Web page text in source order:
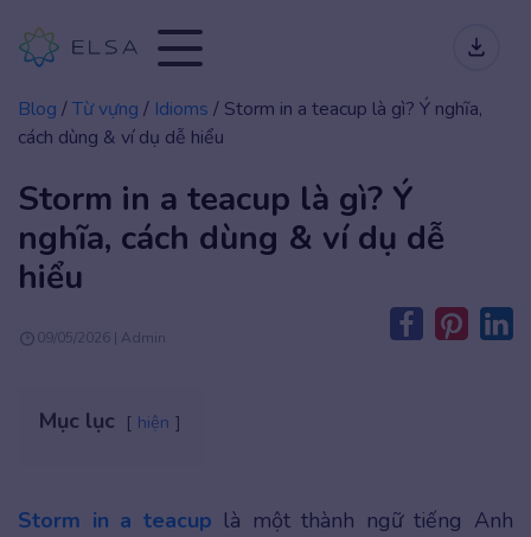
Blog /Từ vựng / Idioms / Storm in a teacup là gì? Ý nghĩa,
cách dùng & ví dụ dễ hiểu
Storm in a teacup là gì? Ý
nghĩa, cách dùng & ví dụ dễ
hiểu
09/05/2026 | Admin
Mục lục hiện
Storm in a teacup là một thành ngữ tiếng Anh